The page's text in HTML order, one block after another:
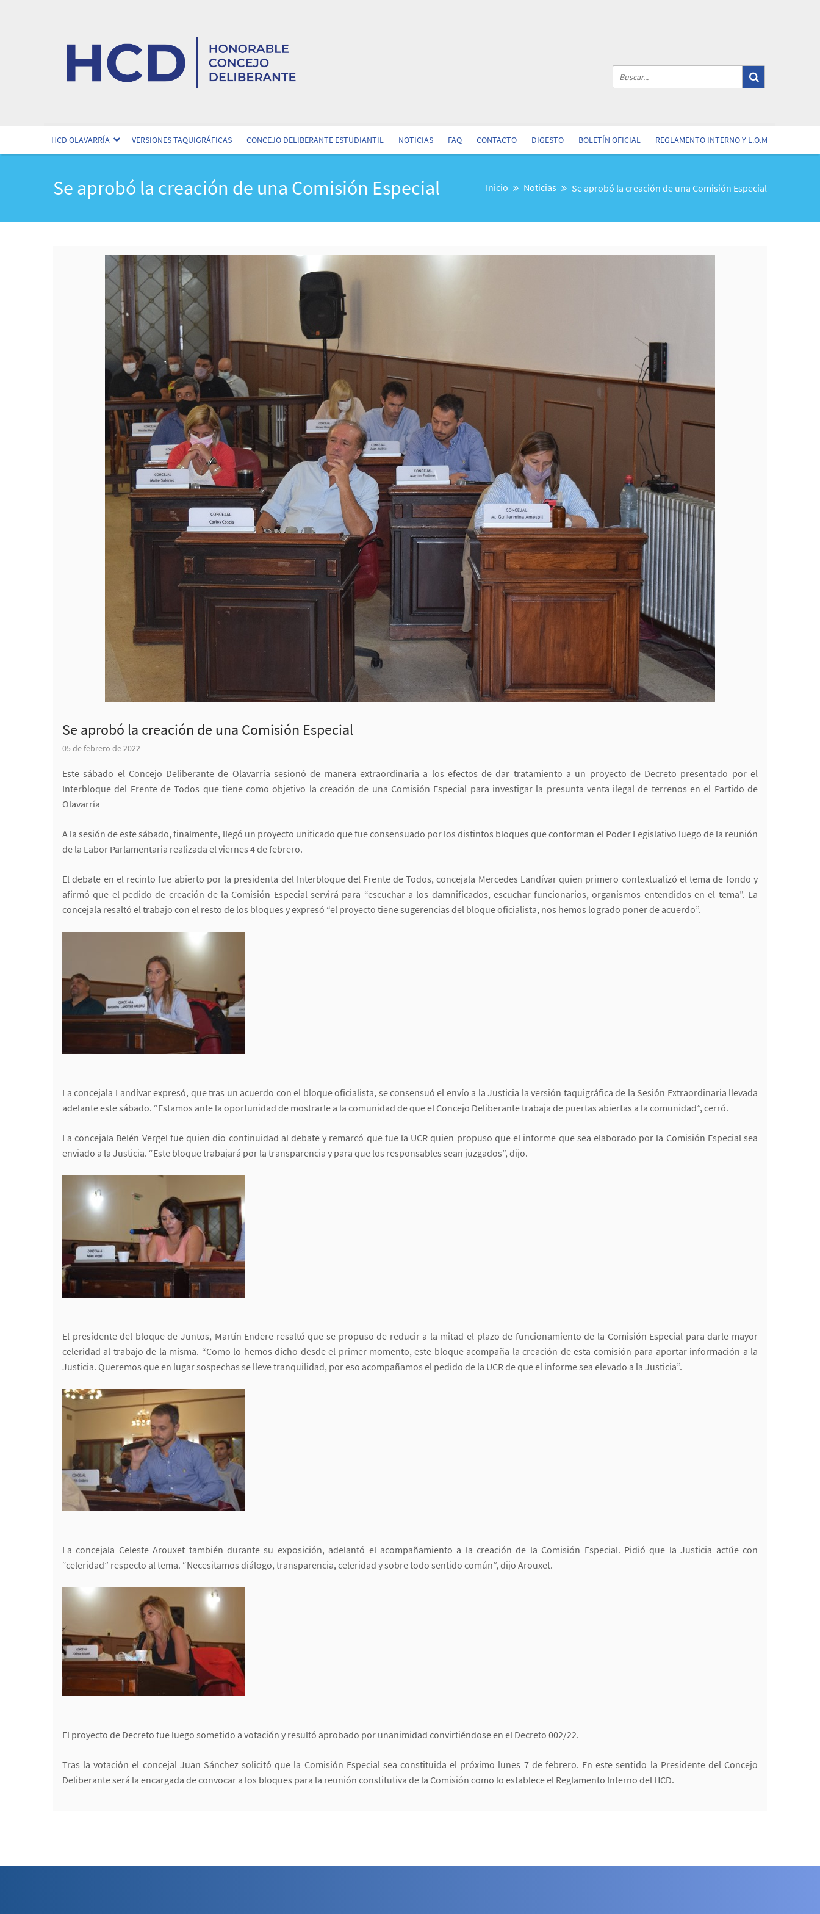
HCD OLAVARRÍA VERSIONES TAQUIGRÁFICAS CONCEJO DELIBERANTE ESTUDIANTIL NOTICIAS FAQ CONTACTO DIGESTO BOLETÍN OFICIAL REGLAMENTO INTERNO Y L.O.M
Se aprobó la creación de una Comisión Especial Inicio Noticias Se aprobó la creación de una Comisión Especial
Se aprobó la creación de una Comisión Especial
05 de febrero de 2022
Este sábado el Concejo Deliberante de Olavarría sesionó de manera extraordinaria a los efectos de dar tratamiento a un proyecto de Decreto presentado por el
Interbloque del Frente de Todos que tiene como objetivo la creación de una Comisión Especial para investigar la presunta venta ilegal de terrenos en el Partido de
Olavarría
A la sesión de este sábado, finalmente, llegó un proyecto unificado que fue consensuado por los distintos bloques que conforman el Poder Legislativo luego de la reunión
de la Labor Parlamentaria realizada el viernes 4 de febrero.
El debate en el recinto fue abierto por la presidenta del Interbloque del Frente de Todos, concejala Mercedes Landívar quien primero contextualizó el tema de fondo y
afirmó que el pedido de creación de la Comisión Especial servirá para “escuchar a los damnificados, escuchar funcionarios, organismos entendidos en el tema”. La
concejala resaltó el trabajo con el resto de los bloques y expresó “el proyecto tiene sugerencias del bloque oficialista, nos hemos logrado poner de acuerdo”.
La concejala Landívar expresó, que tras un acuerdo con el bloque oficialista, se consensuó el envío a la Justicia la versión taquigráfica de la Sesión Extraordinaria llevada
adelante este sábado. “Estamos ante la oportunidad de mostrarle a la comunidad de que el Concejo Deliberante trabaja de puertas abiertas a la comunidad”, cerró.
La concejala Belén Vergel fue quien dio continuidad al debate y remarcó que fue la UCR quien propuso que el informe que sea elaborado por la Comisión Especial sea
enviado a la Justicia. “Este bloque trabajará por la transparencia y para que los responsables sean juzgados”, dijo.
El presidente del bloque de Juntos, Martín Endere resaltó que se propuso de reducir a la mitad el plazo de funcionamiento de la Comisión Especial para darle mayor
celeridad al trabajo de la misma. “Como lo hemos dicho desde el primer momento, este bloque acompaña la creación de esta comisión para aportar información a la
Justicia. Queremos que en lugar sospechas se lleve tranquilidad, por eso acompañamos el pedido de la UCR de que el informe sea elevado a la Justicia”.
La concejala Celeste Arouxet también durante su exposición, adelantó el acompañamiento a la creación de la Comisión Especial. Pidió que la Justicia actúe con
“celeridad” respecto al tema. “Necesitamos diálogo, transparencia, celeridad y sobre todo sentido común”, dijo Arouxet.
El proyecto de Decreto fue luego sometido a votación y resultó aprobado por unanimidad convirtiéndose en el Decreto 002/22.
Tras la votación el concejal Juan Sánchez solicitó que la Comisión Especial sea constituida el próximo lunes 7 de febrero. En este sentido la Presidente del Concejo
Deliberante será la encargada de convocar a los bloques para la reunión constitutiva de la Comisión como lo establece el Reglamento Interno del HCD.